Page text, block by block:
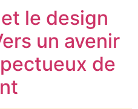
le design
un avenir
de